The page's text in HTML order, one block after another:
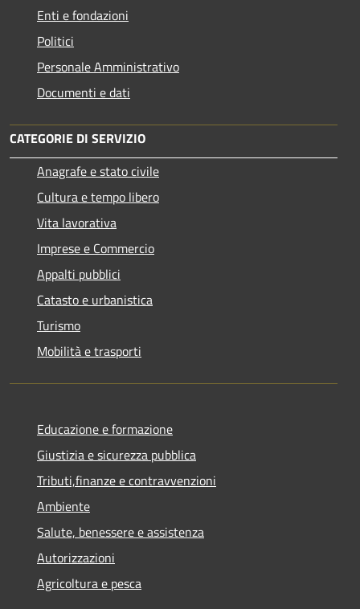
Enti e fondazioni
Politici
Personale Amministrativo
Documenti e dati
CATEGORIE DI SERVIZIO
Anagrafe e stato civile
Cultura e tempo libero
Vita lavorativa
Imprese e Commercio
Appalti pubblici
Catasto e urbanistica
Turismo
Mobilità e trasporti
Educazione e formazione
Giustizia e sicurezza pubblica
Tributi,finanze e contravvenzioni
Ambiente
Salute, benessere e assistenza
Autorizzazioni
Agricoltura e pesca